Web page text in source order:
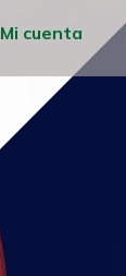
Mi cuenta